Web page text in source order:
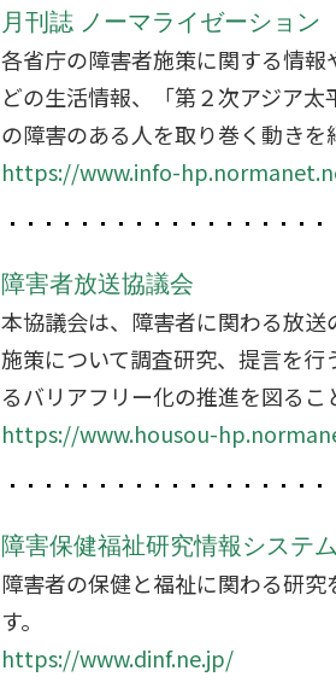
月刊誌 ノーマライゼーション
各省庁の障害者施策に関する情
どの生活情報、「第２次アジア
の障害のある人を取り巻く動きを
https://www.info-
障害者放送協議会
本協議会は、障害者に関わる放
施策について調査研究、提言を
るバリアフリー化の推進を図るこ
https://www.housou-
障害保健福祉研究情報システム
障害者の保健と福祉に関わる研
す。
https://www.dinf.ne.jp/